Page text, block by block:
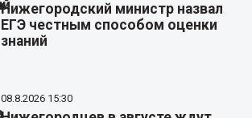
Нижегородский министр назвал
ЕГЭ честным способом оценки
знаний
08.8.2026 15:30